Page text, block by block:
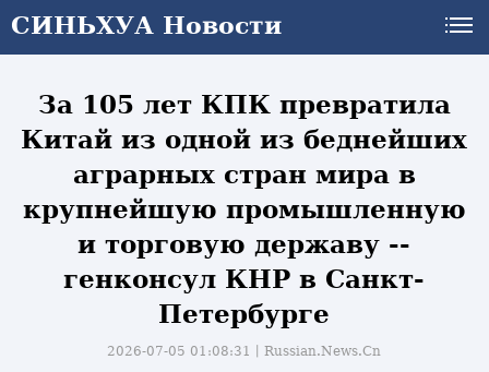
СИНЬХУА Новости
СИНЬХУА Новости
За 105 лет КПК превратила
Китай из одной из беднейших
аграрных стран мира в
крупнейшую промышленную
и торговую державу --
генконсул КНР в Санкт-
Петербурге
2026-07-05 01:08:31丨Russian.News.Cn